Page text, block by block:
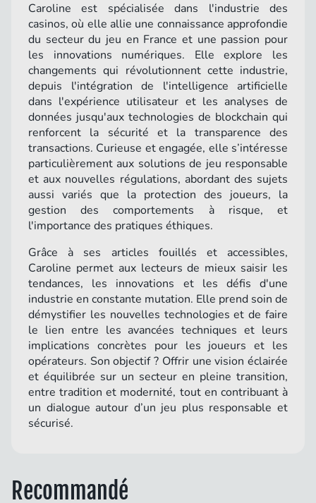
Caroline est spécialisée dans l'industrie des
casinos, où elle allie une connaissance approfondie
du secteur du jeu en France et une passion pour
les innovations numériques. Elle explore les
changements qui révolutionnent cette industrie,
depuis l'intégration de l'intelligence artificielle
dans l'expérience utilisateur et les analyses de
données jusqu'aux technologies de blockchain qui
renforcent la sécurité et la transparence des
transactions. Curieuse et engagée, elle s’intéresse
particulièrement aux solutions de jeu responsable
et aux nouvelles régulations, abordant des sujets
aussi variés que la protection des joueurs, la
gestion des comportements à risque, et
l'importance des pratiques éthiques.
Grâce à ses articles fouillés et accessibles,
Caroline permet aux lecteurs de mieux saisir les
tendances, les innovations et les défis d'une
industrie en constante mutation. Elle prend soin de
démystifier les nouvelles technologies et de faire
le lien entre les avancées techniques et leurs
implications concrètes pour les joueurs et les
opérateurs. Son objectif ? Offrir une vision éclairée
et équilibrée sur un secteur en pleine transition,
entre tradition et modernité, tout en contribuant à
un dialogue autour d’un jeu plus responsable et
sécurisé.
Recommandé